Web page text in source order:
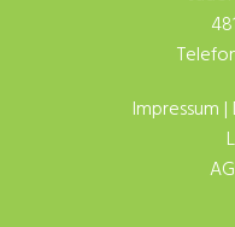
Impressum |